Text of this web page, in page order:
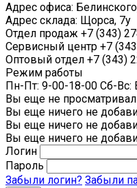
Адрес офиса:
Адрес склада: Щорса, 7у
Отдел продаж +7 (343)
Сервисный центр +7
Оптовый отдел +7 (343)
Режим работы
Пн-Пт: 9-00-18-00 Сб-Вс:
Вы еще не
Вы еще ничего не
Вы еще ничего не
Вы еще ничего не
Логин
Пароль
Забыли логин? Забыли